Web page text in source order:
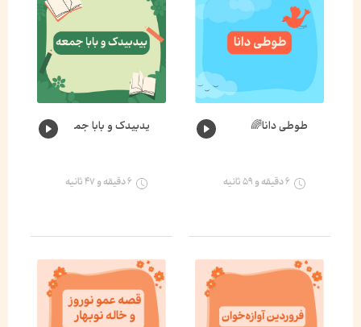
طوطی دانا🌈
۶ دقیقه و ۵۹ ثانیه
یدبیدک و بابا جمعه🐛🌈
۶ دقیقه و ۴۷ ثانیه